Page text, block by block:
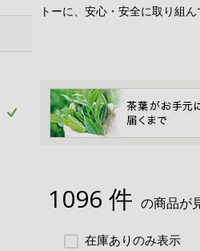
トーに、安心・安全に取り組ん
1096 件 の商品が
在庫ありのみ表示